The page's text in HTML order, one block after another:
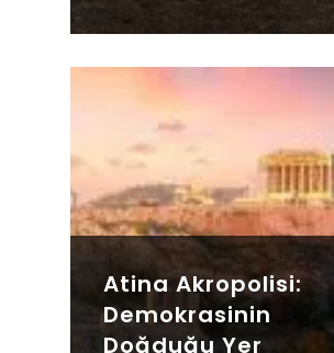
Atina Akropolisi:
Demokrasinin
Doğduğu Yer